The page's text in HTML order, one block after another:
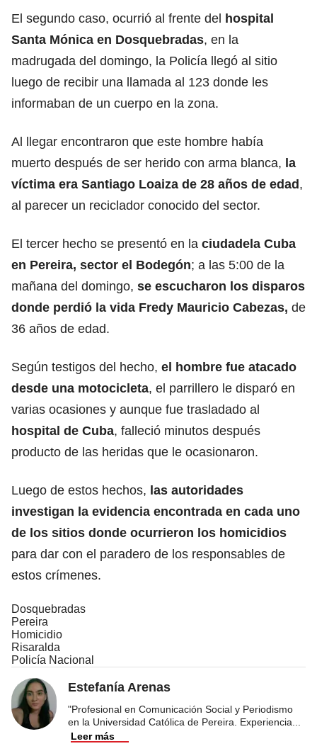
El segundo caso, ocurrió al frente del hospital
Santa Mónica en Dosquebradas, en la
madrugada del domingo, la Policía llegó al sitio
luego de recibir una llamada al 123 donde les
informaban de un cuerpo en la zona.
Al llegar encontraron que este hombre había
muerto después de ser herido con arma blanca, la
víctima era Santiago Loaiza de 28 años de edad,
al parecer un reciclador conocido del sector.
El tercer hecho se presentó en la ciudadela Cuba
en Pereira, sector el Bodegón; a las 5:00 de la
mañana del domingo, se escucharon los disparos
donde perdió la vida Fredy Mauricio Cabezas, de
36 años de edad.
Según testigos del hecho, el hombre fue atacado
desde una motocicleta, el parrillero le disparó en
varias ocasiones y aunque fue trasladado al
hospital de Cuba, falleció minutos después
producto de las heridas que le ocasionaron.
Luego de estos hechos, las autoridades
investigan la evidencia encontrada en cada uno
de los sitios donde ocurrieron los homicidios
para dar con el paradero de los responsables de
estos crímenes.
Dosquebradas
Pereira
Homicidio
Risaralda
Policía Nacional
Estefanía Arenas
"Profesional en Comunicación Social y Periodismo
en la Universidad Católica de Pereira. Experiencia
Leer más